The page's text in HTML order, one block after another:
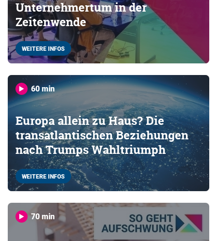
Unternehmertum in der
Zeitenwende
WEITERE INFOS
60 min
Europa allein zu Haus? Die
transatlantischen Beziehungen
nach Trumps Wahltriumph
WEITERE INFOS
70 min